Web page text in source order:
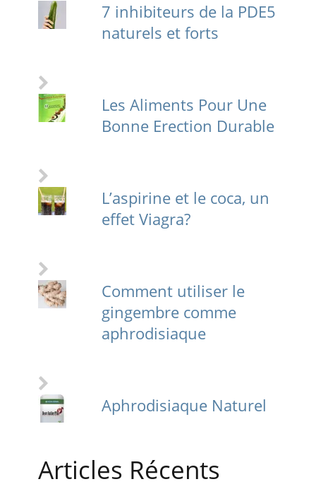
7 inhibiteurs de la PDE5
naturels et forts
Les Aliments Pour Une
Bonne Erection Durable
L’aspirine et le coca, un
effet Viagra?
Comment utiliser le
gingembre comme
aphrodisiaque
Aphrodisiaque Naturel
Articles Récents